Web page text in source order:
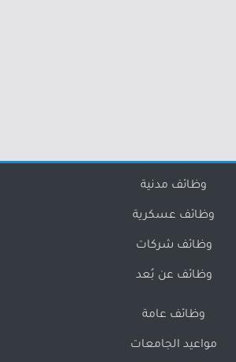
وظائف مدنية
وظائف عسكرية
وظائف شركات
وظائف عن بُعد
وظائف عامة
مواعيد الجامعات